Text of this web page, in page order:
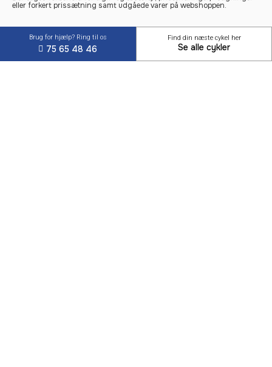
eller forkert prissætning samt udgåede varer på webshoppen.
Brug for hjælp? Ring til os
75 65 48 46
Find din næste cykel her
Se alle cykler